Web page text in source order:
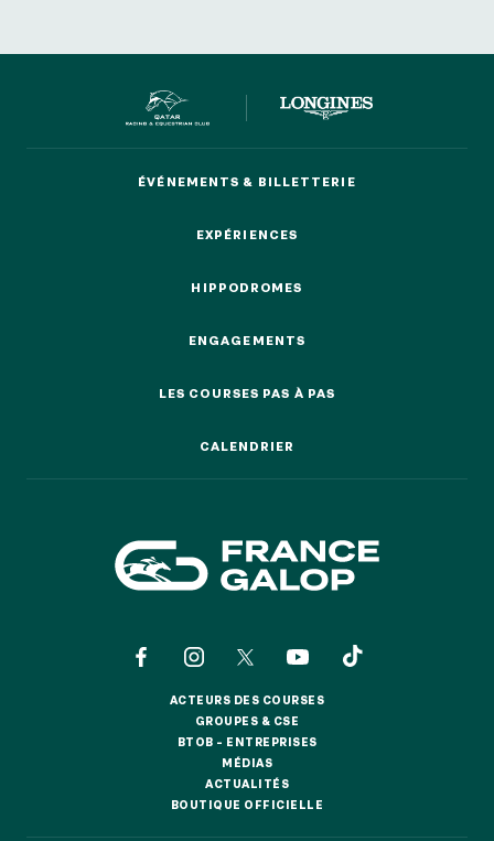
ÉVÉNEMENTS & BILLETTERIE
EXPÉRIENCES
HIPPODROMES
ENGAGEMENTS
LES COURSES PAS À PAS
CALENDRIER
ACTEURS DES COURSES
ACTEURS DES COURSES
GROUPES & CSE
GROUPES & CSE
BTOB – ENTREPRISES
BTOB – ENTREPRISES
MÉDIAS
MÉDIAS
ACTUALITÉS
ACTUALITÉS
BOUTIQUE OFFICIELLE